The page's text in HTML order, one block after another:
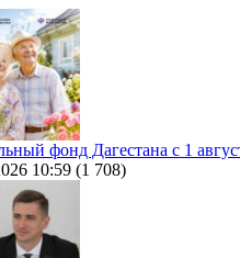
фонд Дагестана с 1
10:59 (1 708)